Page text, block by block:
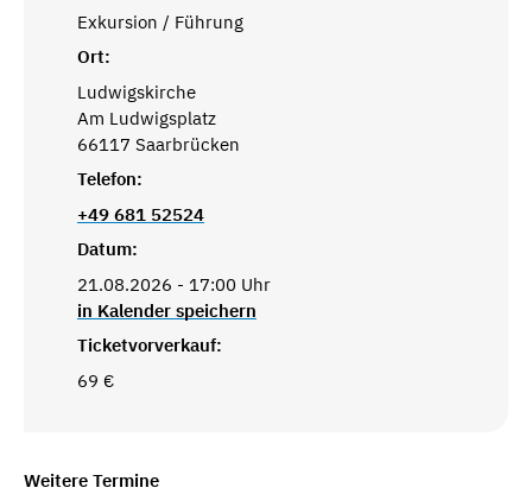
Exkursion / Führung
Ort:
Ludwigskirche
Am Ludwigsplatz
66117 Saarbrücken
Telefon:
+49 681 52524
Datum:
21.08.2026 - 17:00 Uhr
in Kalender speichern
Ticketvorverkauf:
69 €
Weitere Termine